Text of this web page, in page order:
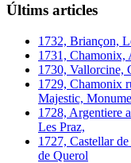
Últims articles
1732, Briançon,
1731, Chamonix,
1730, Vallorcine,
1729, Chamonix
Majestic,
1728, Argentiere
Les Praz,
1727, Castellar
de Querol